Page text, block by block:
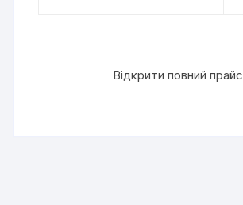
Відкрити повний прайс